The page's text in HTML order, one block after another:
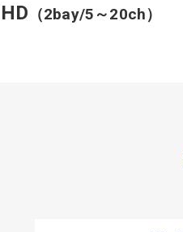
（2bay/5～20ch）